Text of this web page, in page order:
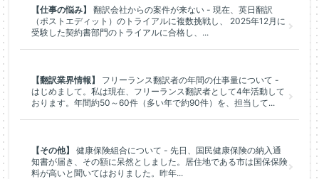
【仕事の悩み】
翻訳会社からの案件が来ない - 現在、英日翻訳
（ポストエディット）のトライアルに複数挑戦し、 2025年12月に
受験した契約書部門のトライアルに合格し、...
【翻訳業界情報】
フリーランス翻訳者の年間の仕事量について -
はじめまして。私は現在、フリーランス翻訳者として4年活動して
おります。年間約50～60件（多い年で約90件）を、担当して...
【その他】
健康保険組合について - 先日、国民健康保険の納入通
知書が届き、その額に呆然としました。居住地である市は国保保険
料が高いと聞いてはおりました。昨年...